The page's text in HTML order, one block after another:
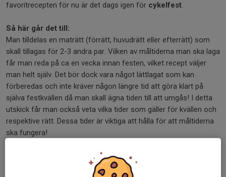
favoritrecepten för nu är det dags igen för cykelfest.
Så här går det till:
Man tilldelas en maträtt (förrätt, huvudrätt eller efterrätt) som
skall tillagas för 2-3 andra par. Vilken av måltiderna man ska laga
får man reda på ca en vecka innan festen, vilket recept väljer
man helt själv. Det bör dock vara något lättlagat som kan
förberedas och inte kräver någon längre tid att göra klart på
själva festkvällen då man skall ägna tiden till att umgås! I detta
utskick får man också veta vilka tider som gäller för kvällen och
respektive rätt. Dessa tider är viktiga att hålla för att måltiderna
ska fungera!
Efter att måltiderna är avklarade så sammanstrålar vi alla på
Torevi för att tillsammans partaja hela natten lång till härlig